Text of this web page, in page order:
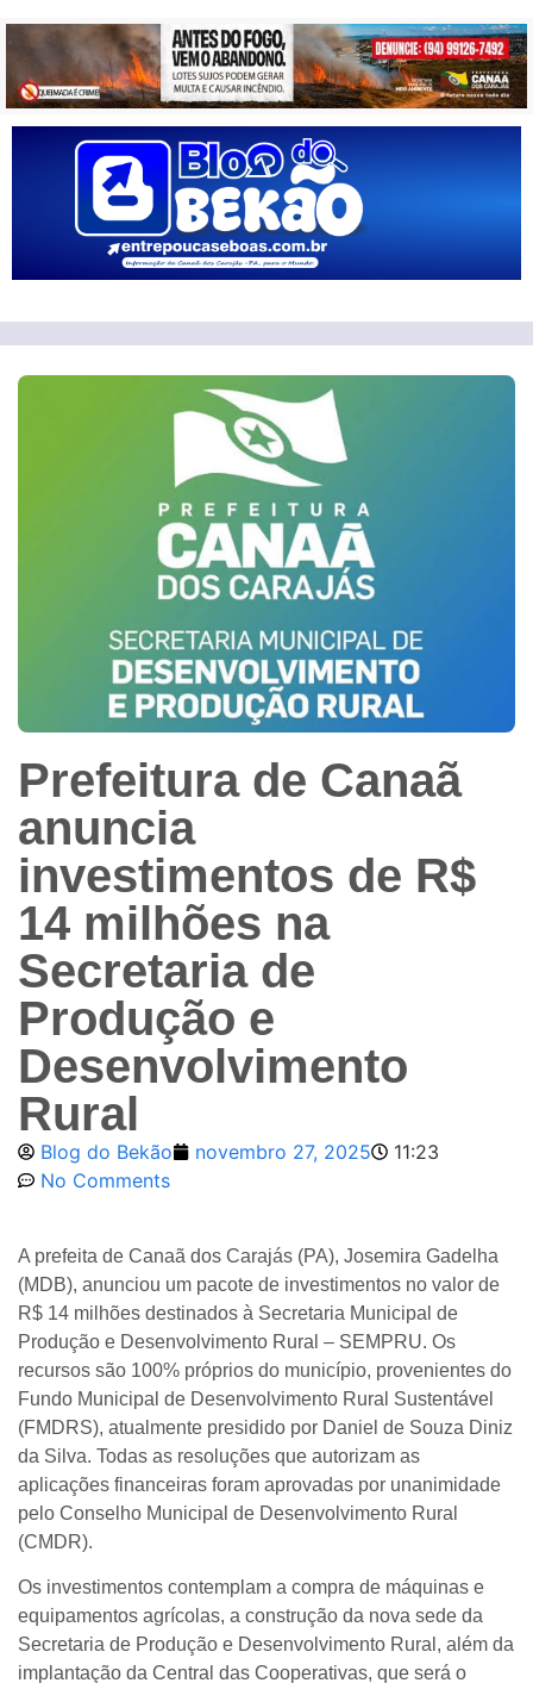
Prefeitura de Canaã
anuncia
investimentos de R$
14 milhões na
Secretaria de
Produção e
Desenvolvimento
Rural
Blog do Bekão novembro 27, 2025
11:23
No Comments
A prefeita de Canaã dos Carajás (PA), Josemira Gadelha
(MDB), anunciou um pacote de investimentos no valor de
R$ 14 milhões destinados à Secretaria Municipal de
Produção e Desenvolvimento Rural – SEMPRU. Os
recursos são 100% próprios do município, provenientes do
Fundo Municipal de Desenvolvimento Rural Sustentável
(FMDRS), atualmente presidido por Daniel de Souza Diniz
da Silva. Todas as resoluções que autorizam as
aplicações financeiras foram aprovadas por unanimidade
pelo Conselho Municipal de Desenvolvimento Rural
(CMDR).
Os investimentos contemplam a compra de máquinas e
equipamentos agrícolas, a construção da nova sede da
Secretaria de Produção e Desenvolvimento Rural, além da
implantação da Central das Cooperativas, que será o